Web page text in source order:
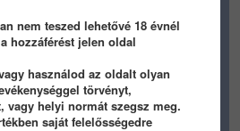
nem teszed lehetővé 18 évnél
hozzáférést jelen oldal
használod az oldalt olyan
törvényt,
vagy helyi normát szegsz meg.
saját felelősségedre